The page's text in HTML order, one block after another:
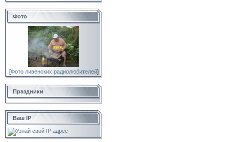
Фото
[Фото ливенских радиолюбителей]
Праздники
Ваш IP